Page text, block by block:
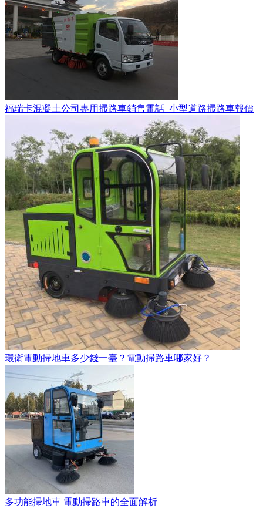
福瑞卡混凝土公司專用掃路車銷售電話_小型道路掃路車報價
環衛電動掃地車多少錢一臺？電動掃路車哪家好？
多功能掃地車 電動掃路車的全面解析